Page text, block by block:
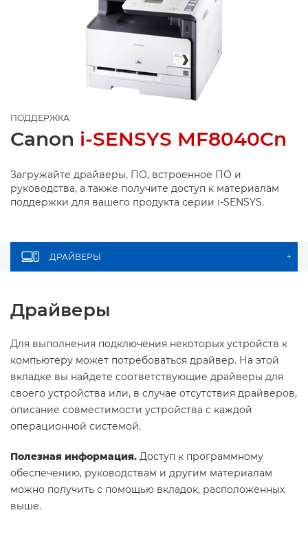
ПОДДЕРЖКА
Canon i-SENSYS MF8040Cn
Загружайте драйверы, ПО, встроенное ПО и
руководства, а также получите доступ к материалам
поддержки для вашего продукта серии i-SENSYS.
ДРАЙВЕРЫ +
Драйверы
Для выполнения подключения некоторых устройств к
компьютеру может потребоваться драйвер. На этой
вкладке вы найдете соответствующие драйверы для
своего устройства или, в случае отсутствия драйверов,
описание совместимости устройства с каждой
операционной системой.
Полезная информация. Доступ к программному
обеспечению, руководствам и другим материалам
можно получить с помощью вкладок, расположенных
выше.